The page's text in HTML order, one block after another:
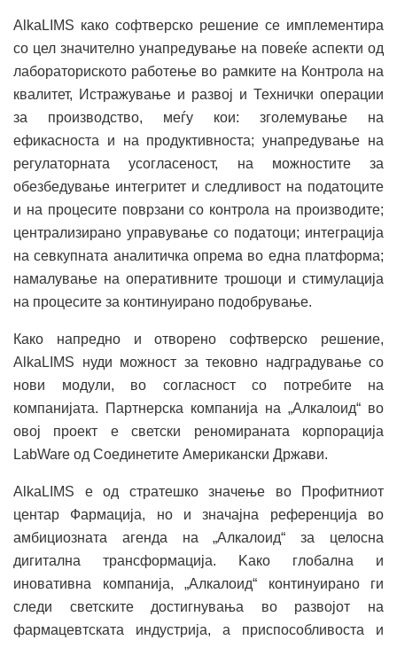
AlkaLIMS како софтверско решение се имплементира
со цел значително унапредување на повеќе аспекти од
лабораториското работење во рамките на Контрола на
квалитет, Истражување и развој и Технички опeрации
за произвoдство, меѓу кои: зголемување на
ефикасноста и на продуктивноста; унапредување на
регулаторната усогласеност, на можностите за
обезбедување интегритет и следливост на податоците
и на процесите поврзани со контрола на производите;
централизирано управување со податоци; интеграција
на севкупната аналитичка опрема во една платформа;
намалување на оперативните трошоци и стимулација
на процесите за континуирано подобрување.
Како напредно и отворено софтверско решение,
AlkaLIMS нуди можност за тековно надградување со
нови модули, во согласност со потребите на
компанијата. Партнерска компанија на „Алкалоид“ во
овој проект е светски реномираната корпорација
LabWare од Соединетите Американски Држави.
AlkaLIMS е од стратешко значење во Профитниот
центар Фармација, но и значајна референција во
амбициозната агенда на „Алкалоид“ за целосна
дигитална трансформација. Kако глобална и
иновативна компанија, „Алкалоид“ континуирано ги
следи светските достигнувања во развојот на
фармацевтската индустрија, а приспособливоста и